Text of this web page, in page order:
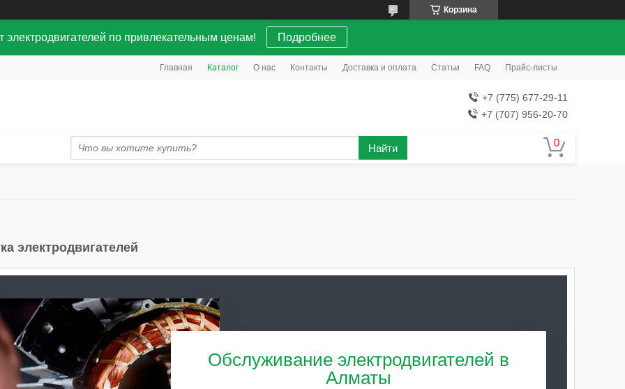
Корзина
электродвигателей по привлекательным ценам! Подробнее
Главная Каталог О нас Контакты Доставка и оплата Статьи FAQ Прайс-листы
+7 (775) 677-29-11
+7 (707) 956-20-70
Найти
электродвигателей
Обслуживание электродвигателей в
Алматы